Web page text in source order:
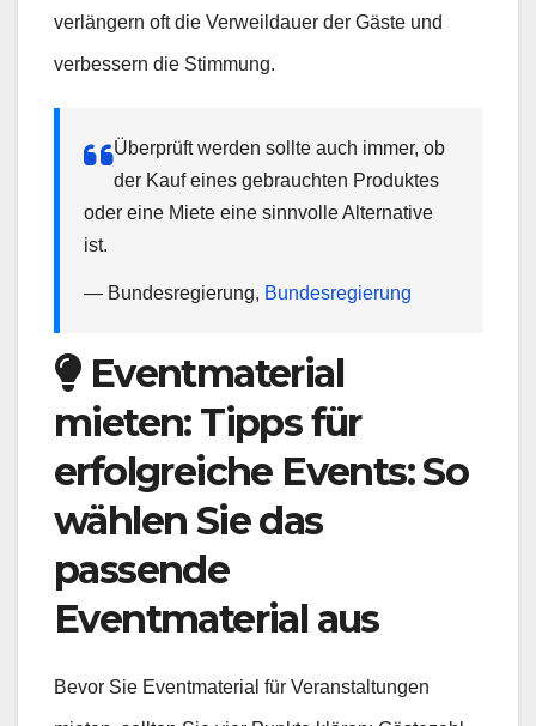
verlängern oft die Verweildauer der Gäste und
verbessern die Stimmung.
Überprüft werden sollte auch immer, ob
der Kauf eines gebrauchten Produktes
oder eine Miete eine sinnvolle Alternative
ist.
— Bundesregierung, Bundesregierung
Eventmaterial
mieten: Tipps für
erfolgreiche Events: So
wählen Sie das
passende
Eventmaterial aus
Bevor Sie Eventmaterial für Veranstaltungen